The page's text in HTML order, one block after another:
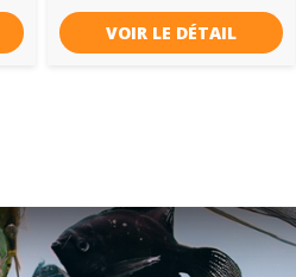
VOIR LE DÉTAIL